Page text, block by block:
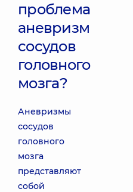
проблема
аневризм
сосудов
головного
мозга?
Аневризмы
сосудов
головного
мозга
представляют
собой